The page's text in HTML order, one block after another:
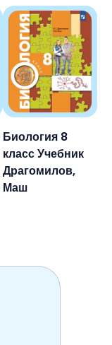
Биология 8
класс Учебник
Драгомилов,
Маш